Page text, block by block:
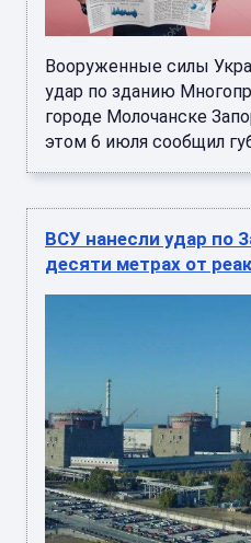
Вооруженные силы
удар по зданию
городе Молочанске
этом 6 июля сообщил
ВСУ нанесли удар по
десяти метрах от